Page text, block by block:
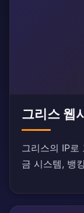
그리스 웹
그리스의 IP로
금 시스템, 뱅